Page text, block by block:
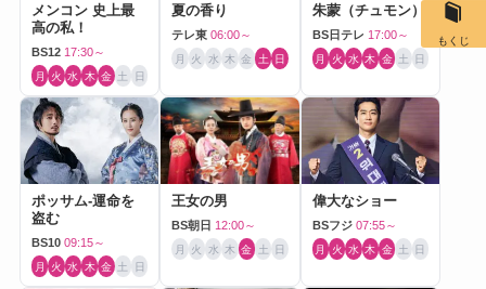
メンコン 史上最
高の私！
BS12 17:30～
月 火 水 木 金 土 日
夏の香り
テレ東 06:00～
月 火 水 木 金 土 日
朱蒙（チュモン）
BS日テレ 17:00～
月 火 水 木 金 土 日
ポッサム-運命を
盗む
BS10 09:15～
月 火 水 木 金 土 日
王女の男
BS朝日 12:00～
月 火 水 木 金 土 日
偉大なショー
BSフジ 07:55～
月 火 水 木 金 土 日
もくじ